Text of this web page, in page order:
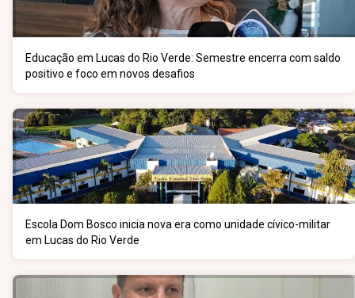
Educação em Lucas do Rio Verde: Semestre encerra com saldo
positivo e foco em novos desafios
Escola Dom Bosco inicia nova era como unidade cívico-militar
em Lucas do Rio Verde